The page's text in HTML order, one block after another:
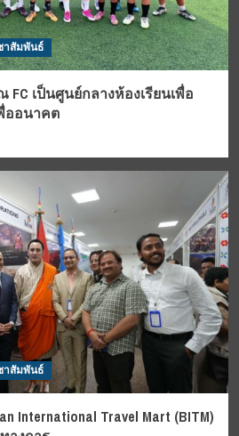
าสัมพันธ์
เป็นศูนย์กลางห้องเรียนเพื่อ
ออนาคต
าสัมพันธ์
International Travel Mart (BITM)